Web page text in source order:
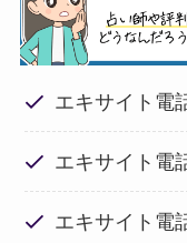
エキサイト電
エキサイト電
エキサイト電